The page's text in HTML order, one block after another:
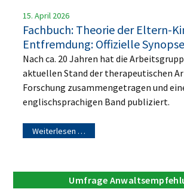
15. April 2026
Fachbuch: Theorie der Eltern-
Entfremdung: Offizielle Synopse
Nach ca. 20 Jahren hat die
aktuellen Stand der therapeutischen
Forschung zusammengetragen und
englischsprachigen Band publiziert.
Weiterlesen …
Umfrage